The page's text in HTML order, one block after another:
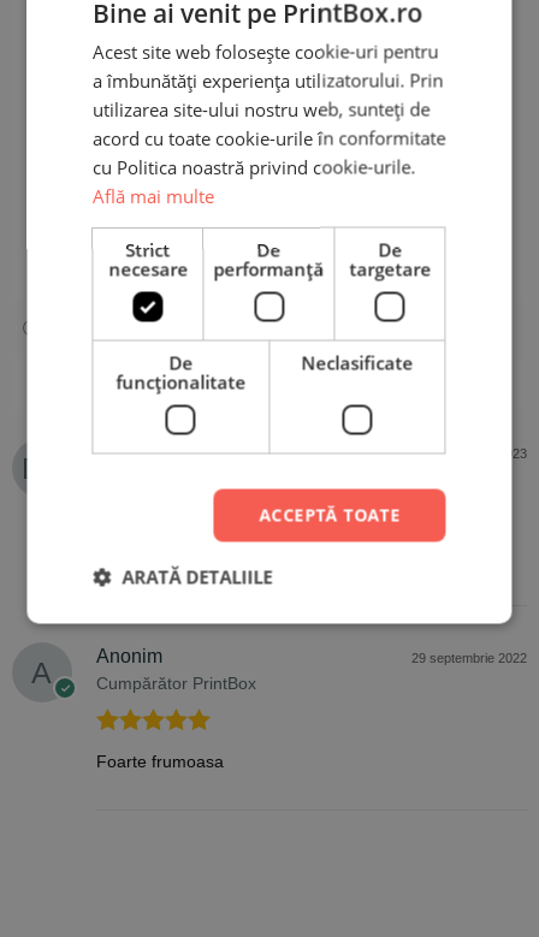
Pe baza a 2 recenzii
Adaugă o recenzie
5 stele
100%
4 stele
3 stele
1 stea
1-2 din 2 recenzii
Delia Simion 23 februarie 2023
din 5
Anonim
Cumpărător PrintBox
29 septembrie 2022
Evaluat la
din 5
Foarte frumoasa
Bine ai venit pe PrintBox.ro
Acest site web folosește cookie-uri pentru
a îmbunătăți experiența utilizatorului. Prin
utilizarea site-ului nostru web, sunteți de
acord cu toate cookie-urile în conformitate
cu Politica noastră privind cookie-urile.
Află mai multe
Strict
necesare
De
performanță
De
targetare
De
funcţionalitate
Neclasificate
ACCEPTĂ TOATE
ARATĂ DETALIILE